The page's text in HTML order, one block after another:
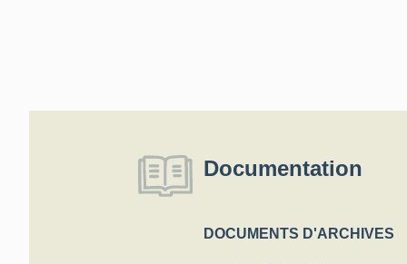
Documentation
DOCUMENTS D'ARCHIVES